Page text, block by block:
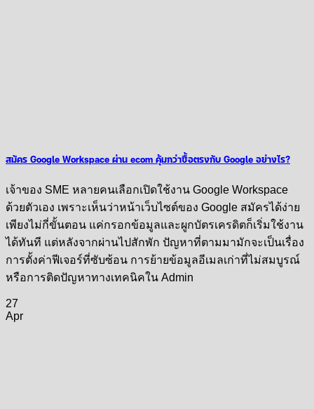
สมัคร Google Workspace ผ่าน ecom คุ้มกว่าซื้อตรงกับ Google อย่างไร?
เจ้าของ SME หลายคนเลือกเปิดใช้งาน Google Workspace
ด้วยตัวเอง เพราะเห็นว่าหน้าเว็บไซต์ของ Google สมัครได้ง่าย
เพียงไม่กี่ขั้นตอน แค่กรอกข้อมูลและผูกบัตรเครดิตก็เริ่มใช้งาน
ได้ทันที แต่หลังจากผ่านไปสักพัก ปัญหาที่ตามมามักจะเป็นเรื่อง
การตั้งค่าฟีเจอร์ที่ซับซ้อน การย้ายข้อมูลอีเมลเก่าที่ไม่สมบูรณ์
หรือการติดปัญหาทางเทคนิคใน Admin
27
Apr